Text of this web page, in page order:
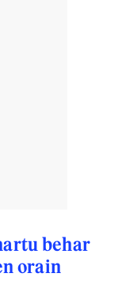
behar
orain